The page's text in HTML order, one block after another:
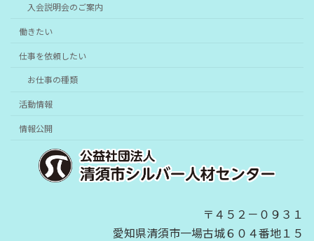
入会説明会のご案内
働きたい
仕事を依頼したい
お仕事の種類
活動情報
情報公開
〒４５２－０９３１
愛知県清須市一場古城６０４番地１５